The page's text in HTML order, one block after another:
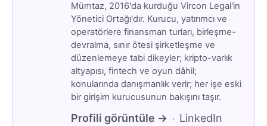
Mümtaz, 2016'da kurduğu Vircon Legal'in
Yönetici Ortağı'dır. Kurucu, yatırımcı ve
operatörlere finansman turları, birleşme-
devralma, sınır ötesi şirketleşme ve
düzenlemeye tabi dikeyler; kripto-varlık
altyapısı, fintech ve oyun dâhil;
konularında danışmanlık verir; her işe eski
bir girişim kurucusunun bakışını taşır.
Profili görüntüle → · LinkedIn